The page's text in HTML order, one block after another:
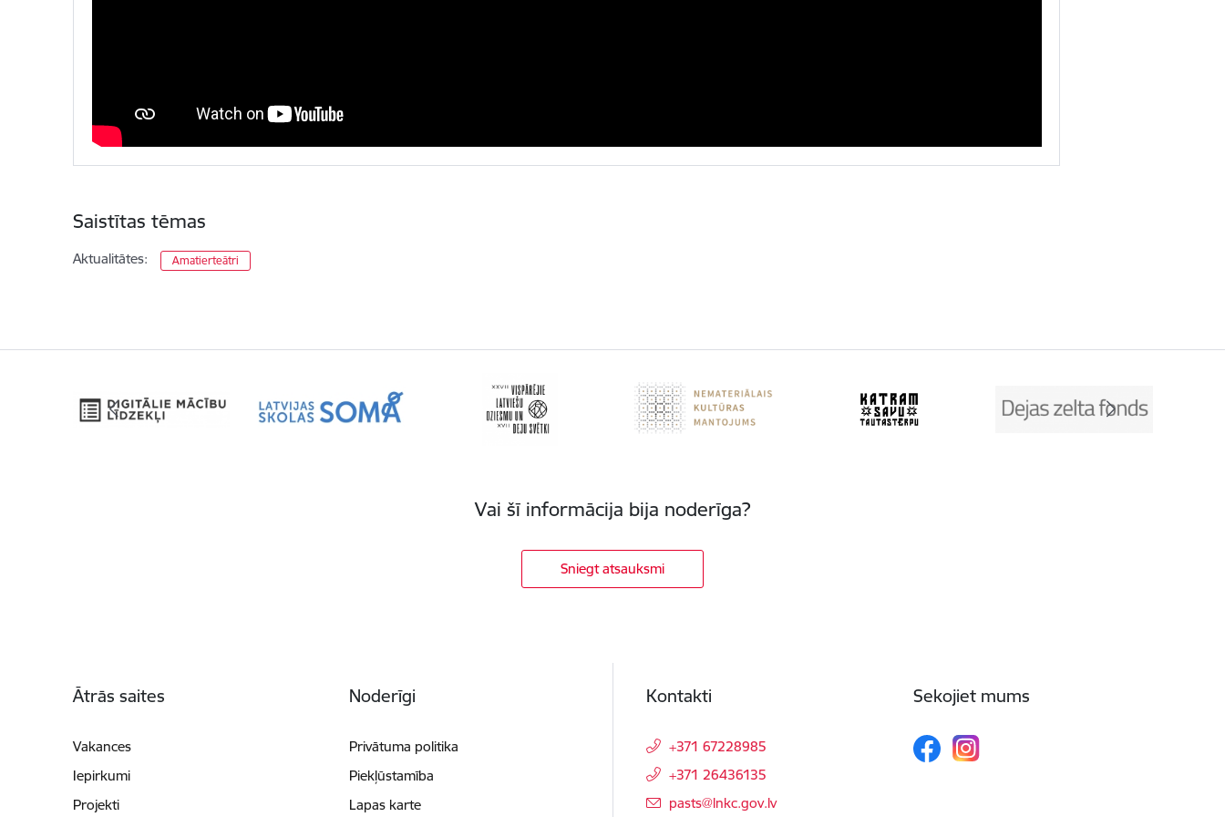
Saistītas tēmas
Aktualitātes: Amatierteātri
Vai šī informācija bija noderīga?
Sniegt atsauksmi
Ātrās saites
Vakances
Iepirkumi
Projekti
Noderīgi
Privātuma politika
Piekļūstamība
Lapas karte
Kontakti
+371 67228985
+371 26436135
E-pasts:
pasts@lnkc.gov.lv
Sekojiet mums